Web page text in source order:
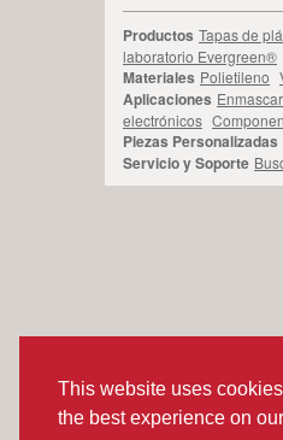
This website uses
the best experience on
Productos Tapas de
laboratorio Evergreen®
Materiales Polietileno
Aplicaciones
electrónicos
Piezas Personalizadas
Servicio y Soporte